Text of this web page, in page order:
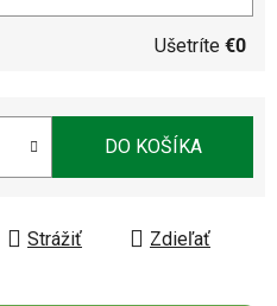
Ušetríte €0
DO KOŠÍKA
Strážiť Zdieľať